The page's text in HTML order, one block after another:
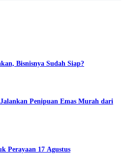
Bisnisnya Sudah Siap?
Penipuan Emas Murah dari
Perayaan 17 Agustus